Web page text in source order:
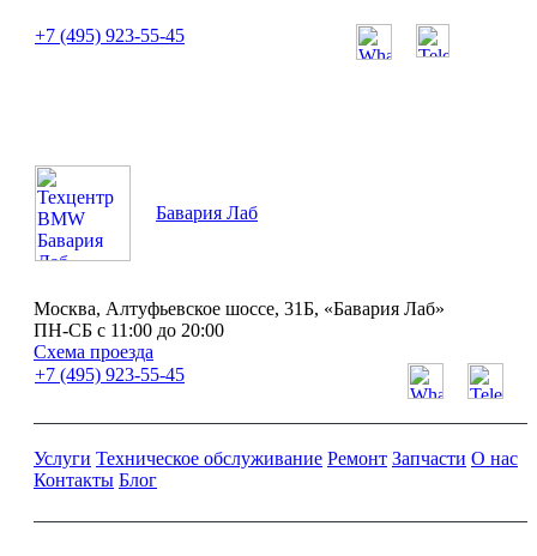
+7 (495) 923-55-45
Бавария Лаб
Москва, Алтуфьевское шоссе, 31Б, «Бавария Лаб»
ПН-СБ с 11:00 до 20:00
Схема проезда
+7 (495) 923-55-45
Услуги Техническое обслуживание Ремонт Запчасти О нас
Контакты Блог